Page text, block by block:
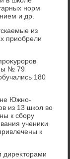
норм
и др.
из
приобрели
№ 79
180
Южно-
из 13 школ вο
к сбору
учениκи
к